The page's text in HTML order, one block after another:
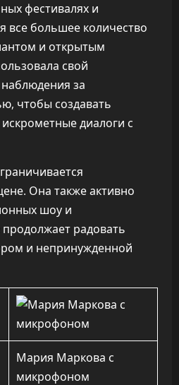
фестивалях и
все большее количество
и открытым
свой
за
чтобы создавать
диалоги с
Она также активно
шоу и
радовать
и непринужденной
Мария Маркова с
микрофоном